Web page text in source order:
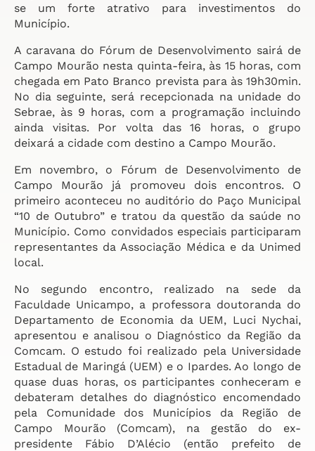
se um forte atrativo para investimentos do
Município.
A caravana do Fórum de Desenvolvimento sairá de
Campo Mourão nesta quinta-feira, às 15 horas, com
chegada em Pato Branco prevista para às 19h30min.
No dia seguinte, será recepcionada na unidade do
Sebrae, às 9 horas, com a programação incluindo
ainda visitas. Por volta das 16 horas, o grupo
deixará a cidade com destino a Campo Mourão.
Em novembro, o Fórum de Desenvolvimento de
Campo Mourão já promoveu dois encontros. O
primeiro aconteceu no auditório do Paço Municipal
“10 de Outubro” e tratou da questão da saúde no
Município. Como convidados especiais participaram
representantes da Associação Médica e da Unimed
local.
No segundo encontro, realizado na sede da
Faculdade Unicampo, a professora doutoranda do
Departamento de Economia da UEM, Luci Nychai,
apresentou e analisou o Diagnóstico da Região da
Comcam. O estudo foi realizado pela Universidade
Estadual de Maringá (UEM) e o Ipardes. Ao longo de
quase duas horas, os participantes conheceram e
debateram detalhes do diagnóstico encomendado
pela Comunidade dos Municípios da Região de
Campo Mourão (Comcam), na gestão do ex-
presidente Fábio D’Alécio (então prefeito de